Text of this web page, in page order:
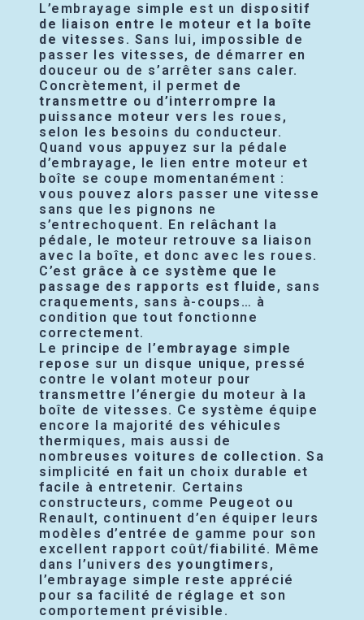
L’embrayage simple est un dispositif
de liaison entre le moteur et la boîte
de vitesses . Sans lui, impossible de
passer les vitesses, de démarrer en
douceur ou de s’arrêter sans caler.
Concrètement, il permet de
transmettre ou d’interrompre la
puissance moteur vers les roues,
selon les besoins du conducteur.
Quand vous appuyez sur la pédale
d’embrayage, le lien entre moteur et
boîte se coupe momentanément :
vous pouvez alors passer une vitesse
sans que les pignons ne
s’entrechoquent. En relâchant la
pédale, le moteur retrouve sa liaison
avec la boîte, et donc avec les roues.
C’est grâce à ce système que le
passage des rapports est fluide , sans
craquements, sans à-coups… à
condition que tout fonctionne
correctement.
Le principe de l’embrayage simple
repose sur un disque unique, pressé
contre le volant moteur pour
transmettre l’énergie du moteur à la
boîte de vitesses. Ce système équipe
encore la majorité des véhicules
thermiques, mais aussi de
nombreuses voitures de collection. Sa
simplicité en fait un choix durable et
facile à entretenir. Certains
constructeurs, comme Peugeot ou
Renault, continuent d’en équiper leurs
modèles d’entrée de gamme pour son
excellent rapport coût/fiabilité. Même
dans l’univers desyoungtimers ,
l’embrayage simple reste apprécié
pour sa facilité de réglage et son
comportement prévisible.